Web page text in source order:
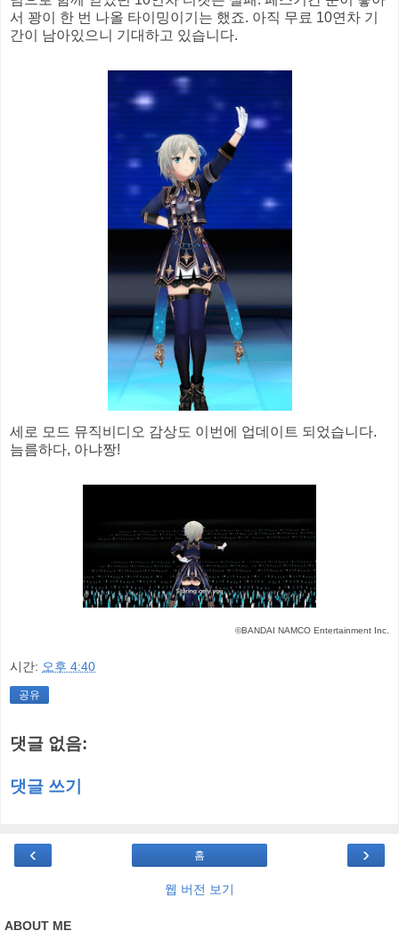
서 꽝이 한 번 나올 타이밍이기는 했죠. 아직 무료 10연차 기
간이 남아있으니 기대하고 있습니다.
세로 모드 뮤직비디오 감상도 이번에 업데이트 되었습니다.
늠름하다, 아냐짱!
©BANDAI NAMCO Entertainment Inc.
시간: 오후 4:40
공유
댓글 없음:
댓글 쓰기
‹ ›
홈
웹 버전 보기
ABOUT ME